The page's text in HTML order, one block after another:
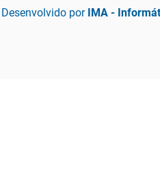
Desenvolvido por IMA -